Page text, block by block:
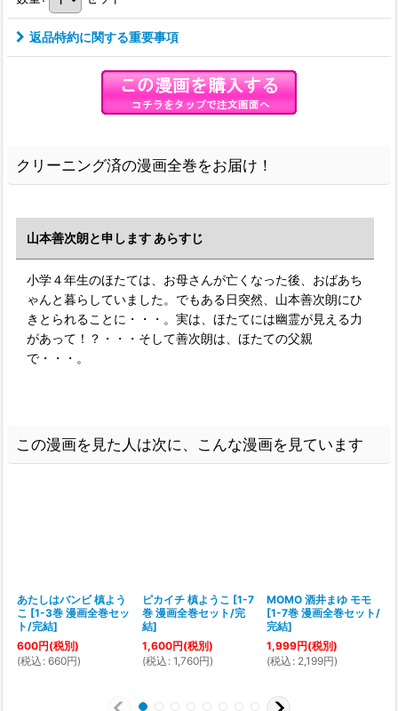
返品特約に関する重要事項
クリーニング済の漫画全巻をお届け！
山本善次朗と申します あらすじ
小学４年生のほたては、お母さんが亡くなった後、おばあち
ゃんと暮らしていました。でもある日突然、山本善次朗にひ
きとられることに・・・。実は、ほたてには幽霊が見える力
があって！？・・・そして善次朗は、ほたての父親
で・・・。
この漫画を見た人は次に、こんな漫画を見ています
あたしはバンビ 槙よう
こ [1-3巻 漫画全巻セッ
ト/完結]
600円(税別)
(税込 : 660円)
ピカイチ 槙ようこ [1-7
巻 漫画全巻セット/完
結]
1,600円(税別)
(税込 : 1,760円)
MOMO 酒井まゆ モモ
[1-7巻 漫画全巻セット/
完結]
1,999円(税別)
(税込 : 2,199円)